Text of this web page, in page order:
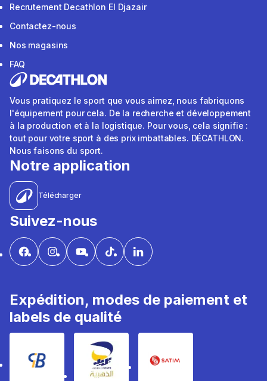
Recrutement Decathlon El Djazair
Contactez-nous
Nos magasins
FAQ
Vous pratiquez le sport que vous aimez, nous fabriquons
l'équipement pour cela. De la recherche et développement
à la production et à la logistique. Pour vous, cela signifie :
tout pour votre sport à des prix imbattables. DÉCATHLON.
Nous faisons du sport.
Notre application
Télécharger
Suivez-nous
Expédition, modes de paiement et
labels de qualité